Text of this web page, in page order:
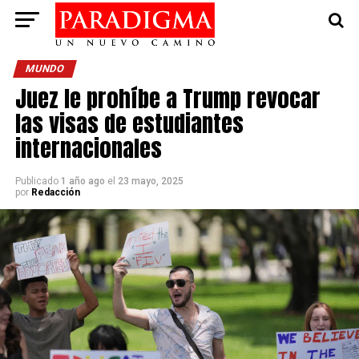
MUNDO
Juez le prohíbe a Trump revocar
las visas de estudiantes
internacionales
Publicado 1 año ago el 23 mayo, 2025
por Redacción